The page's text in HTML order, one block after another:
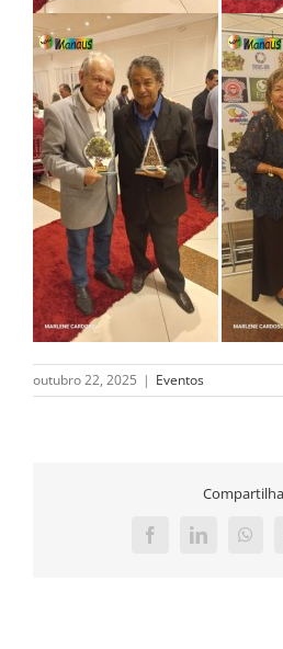
outubro 22, 2025 | Eventos
FacebookLinkedIn